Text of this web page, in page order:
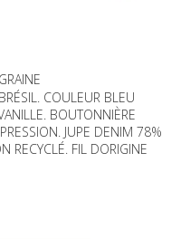
GRAINE
COULEUR BLEU
BOUTONNIÈRE
JUPE DENIM 78%
RECYCLÉ. FIL DORIGINE